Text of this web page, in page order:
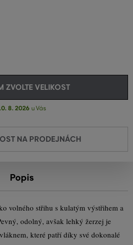
ZVOLTE VELIKOST
8. 2026 u Vás
NA PRODEJNÁCH
Popis
volného střihu s kulatým výstřihem a
odolný, avšak lehký žerzej je
které patří díky své dokonalé